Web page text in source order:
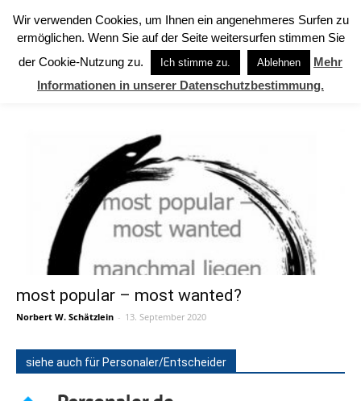
Start Schlagworte Demo
SCHLAGWORTE: Demo
most popular – most wanted?
Norbert W. Schätzlein - 13. September 2020
siehe auch für Personaler/Entscheider
Wir verwenden Cookies, um Ihnen ein angenehmeres Surfen zu
ermöglichen. Wenn Sie auf der Seite weitersurfen stimmen Sie
der Cookie-Nutzung zu.
Ich stimme zu. Ablehnen
Mehr
Informationen in unserer Datenschutzbestimmung.